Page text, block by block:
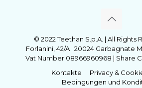
© 2022 Teethan S.p.A. | All Rights
Forlanini, 42/A | 20024 Garbagnate
Vat Number 08966960968 | Share
Kontakte
Privacy &
Bedingungen und